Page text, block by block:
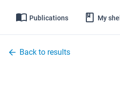
Publications My
Back to results